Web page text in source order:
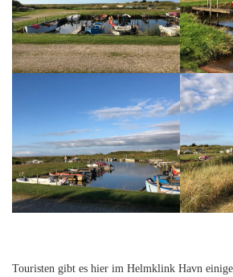
Touristen gibt es hier im Helmklink Havn